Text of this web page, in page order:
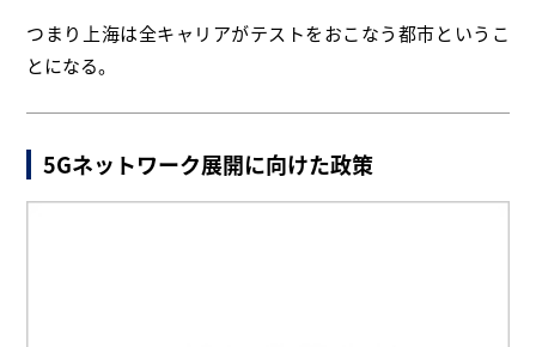
つまり上海は全キャリアがテストをおこなう都市というこ
とになる。
5Gネットワーク展開に向けた政策